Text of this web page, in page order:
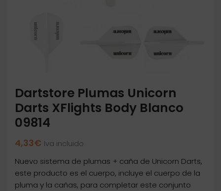
Dartstore Plumas Unicorn
Darts XFlights Body Blanco
09814
4,33€ Iva incluido
Nuevo sistema de plumas + caña de Unicorn Darts,
este producto es el cuerpo, incluye el cuerpo de la
pluma y la cañas, para completar este conjunto